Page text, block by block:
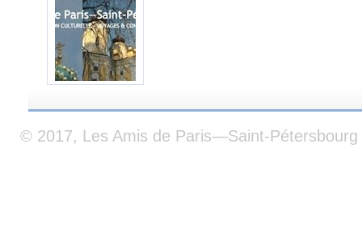
© 2017, Les Amis de Paris—Saint-Pétersbourg